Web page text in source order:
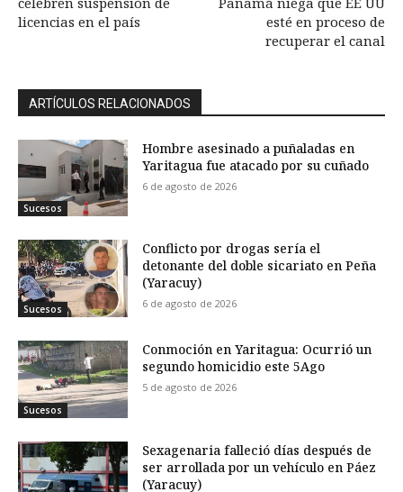
licencias en el país
esté en proceso de
recuperar el canal
ARTÍCULOS RELACIONADOS
Sucesos
Hombre asesinado a puñaladas en
Yaritagua fue atacado por su cuñado
6 de agosto de 2026
Sucesos
Conflicto por drogas sería el
detonante del doble sicariato en Peña
(Yaracuy)
6 de agosto de 2026
Sucesos
Conmoción en Yaritagua: Ocurrió un
segundo homicidio este 5Ago
5 de agosto de 2026
Sexagenaria falleció días después de
ser arrollada por un vehículo en Páez
(Yaracuy)